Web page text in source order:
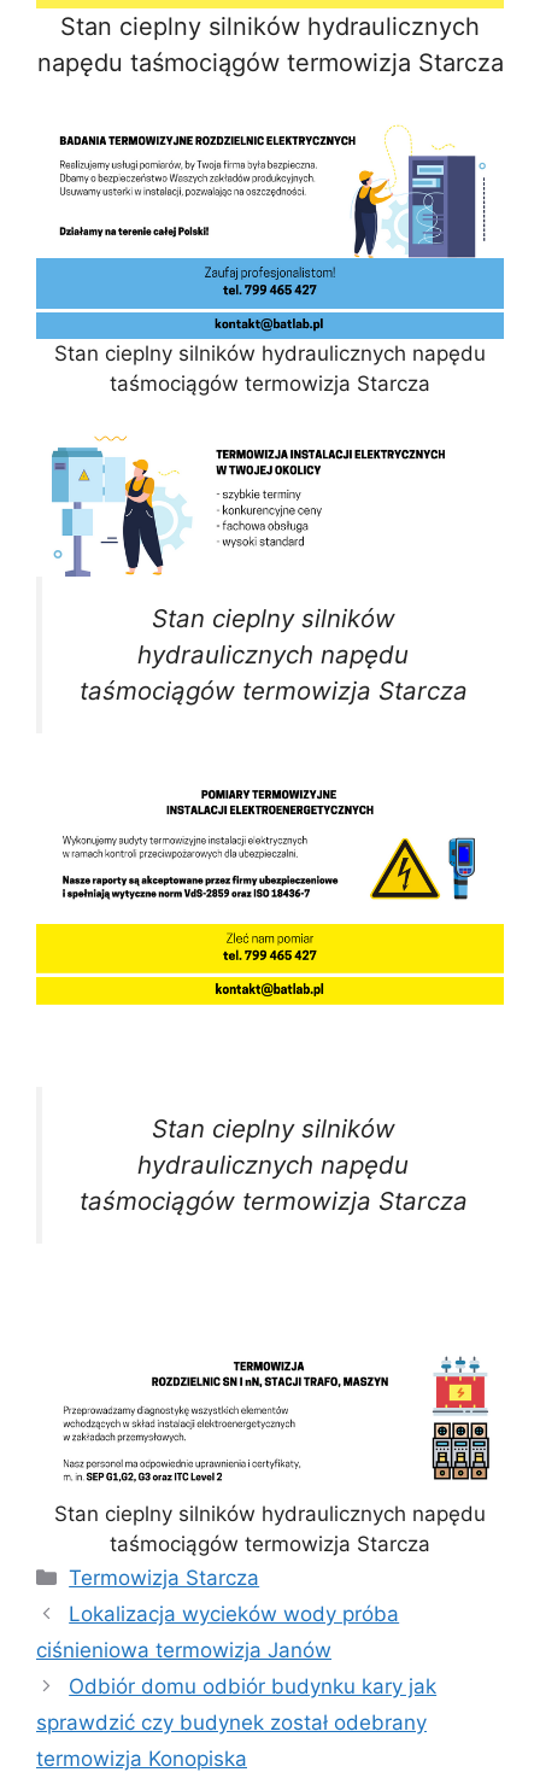
Stan cieplny silników hydraulicznych
napędu taśmociągów termowizja Starcza
Stan cieplny silników hydraulicznych napędu
taśmociągów termowizja Starcza
Stan cieplny silników
hydraulicznych napędu
taśmociągów termowizja Starcza
Stan cieplny silników
hydraulicznych napędu
taśmociągów termowizja Starcza
Stan cieplny silników hydraulicznych napędu
taśmociągów termowizja Starcza
Kategorie
Termowizja Starcza
Lokalizacja wycieków wody próba
ciśnieniowa termowizja Janów
Odbiór domu odbiór budynku kary jak
sprawdzić czy budynek został odebrany
termowizja Konopiska